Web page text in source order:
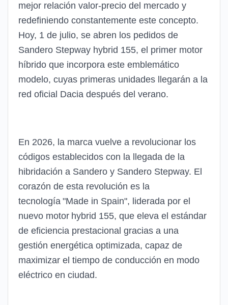
mejor relación valor-precio del mercado y
redefiniendo constantemente este concepto.
Hoy, 1 de julio, se abren los pedidos de
Sandero Stepway hybrid 155, el primer motor
híbrido que incorpora este emblemático
modelo, cuyas primeras unidades llegarán a la
red oficial Dacia después del verano.
En 2026, la marca vuelve a revolucionar los
códigos establecidos con la llegada de la
hibridación a Sandero y Sandero Stepway. El
corazón de esta revolución es la
tecnología "Made in Spain", liderada por el
nuevo motor hybrid 155, que eleva el estándar
de eficiencia prestacional gracias a una
gestión energética optimizada, capaz de
maximizar el tiempo de conducción en modo
eléctrico en ciudad.